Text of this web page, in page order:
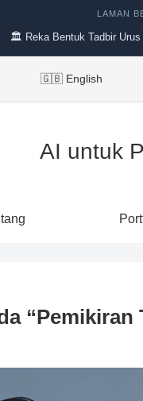
LAMAN
🏛 Reka Bentuk Tadbir Urus
🇬🇧 English
AI untuk
“Pemikiran